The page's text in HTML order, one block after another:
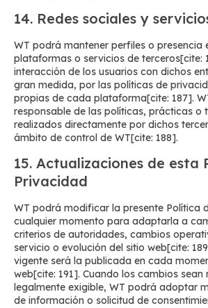
14. Redes sociales y
WT podrá mantener perfiles o presencia
plataformas o servicios de terceros[cite:
interacción de los usuarios con dichos
gran medida, por las políticas de
propias de cada plataforma[cite: 187].
responsable de las políticas, prácticas o
realizados directamente por dichos
ámbito de control de WT[cite: 188].
15. Actualizaciones de esta
Privacidad
WT podrá modificar la presente Política
cualquier momento para adaptarla a
criterios de autoridades, cambios
servicio o evolución del sitio web[cite:
vigente será la publicada en cada
web[cite: 191]. Cuando los cambios sean
legalmente exigible, WT podrá adoptar
de información o solicitud de